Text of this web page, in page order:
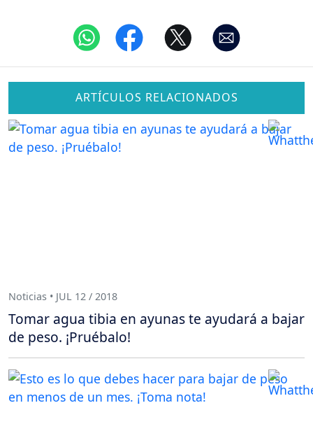
ARTÍCULOS RELACIONADOS
Noticias • JUL 12 / 2018
Tomar agua tibia en ayunas te ayudará a bajar
de peso. ¡Pruébalo!